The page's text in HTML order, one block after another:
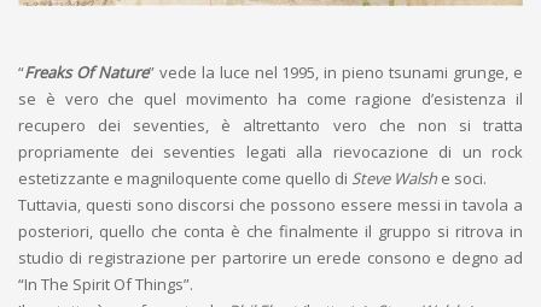
“Freaks Of Nature” vede la luce nel 1995, in pieno tsunami grunge, e
se è vero che quel movimento ha come ragione d’esistenza il
recupero dei seventies, è altrettanto vero che non si tratta
propriamente dei seventies legati alla rievocazione di un rock
estetizzante e magniloquente come quello di Steve Walsh e soci.
Tuttavia, questi sono discorsi che possono essere messi in tavola a
posteriori, quello che conta è che finalmente il gruppo si ritrova in
studio di registrazione per partorire un erede consono e degno ad
“In The Spirit Of Things”.